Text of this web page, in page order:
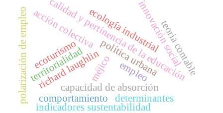
richard laughlin
calidad y pertinencia de la educación
innovación social
política urbana
acción colectiva
empleo
polarización de empleo ecología industrial
capacidad de absorción
comportamiento
determinantes
indicadores sustentabilidad
méjico
ecoturismo teoria contable
territorialidad